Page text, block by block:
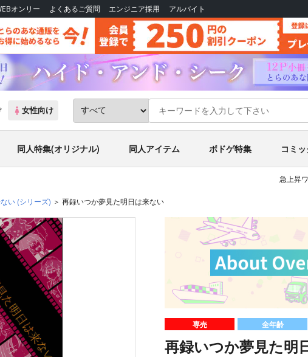
オンリー よくあるご質問 エンジニア採用 アルバイト
女性向け
同人特集(オリジナル) 同人アイテム ボドゲ特集 コミ
急上昇
い (シリーズ) 再録いつか夢見た明日は来ない
専売 全年齢
再録いつか夢見た明